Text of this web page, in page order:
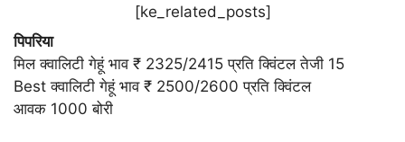
[ke_related_posts]
पिपरिया
मिल क्वालिटी गेहूं भाव ₹ 2325/2415 प्रति क्विंटल तेजी 15
Best क्वालिटी गेहूं भाव ₹ 2500/2600 प्रति क्विंटल
आवक 1000 बोरी